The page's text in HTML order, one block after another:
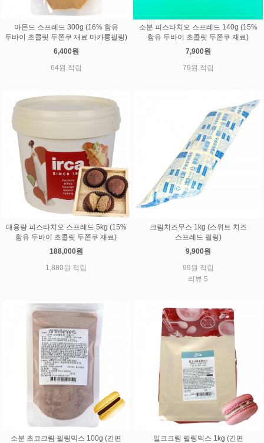
아몬드 스프레드 300g (16% 함유
두바이 초콜릿 두쫀쿠 재료 마카롱필링)
6,400원
64원 적립
소분 피스타치오 스프레드 140g (15%
함유 두바이 초콜릿 두쫀쿠 재료)
7,900원
79원 적립
대용량 피스타치오 스프레드 5kg (15%
함유 두바이 초콜릿 두쫀쿠 재료)
188,000원
1,880원 적립
크림치즈무스 1kg (스위트 치즈
스프레드 필링)
9,900원
99원 적립
리뷰 5
소분 초코크림 필링믹스 100g (간편
밀크크림 필링믹스 1kg (간편